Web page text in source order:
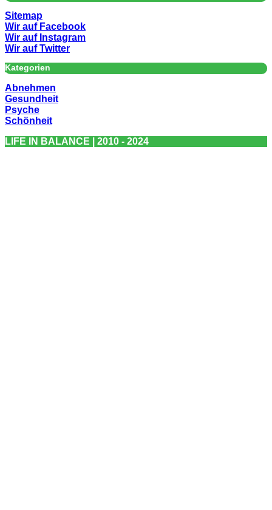
Sitemap
Wir auf Facebook
Wir auf Instagram
Wir auf Twitter
Kategorien
Abnehmen
Gesundheit
Psyche
Schönheit
LIFE IN BALANCE | 2010 - 2024